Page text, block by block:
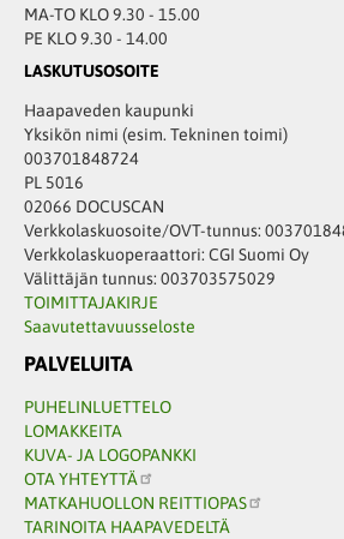
MA-TO KLO 9.30 - 15.00
PE KLO 9.30 - 14.00
LASKUTUSOSOITE
Haapaveden kaupunki
Yksikön nimi (esim. Tekninen toimi)
003701848724
PL 5016
02066 DOCUSCAN
Verkkolaskuosoite/OVT-tunnus:
Verkkolaskuoperaattori: CGI Suomi Oy
Välittäjän tunnus: 003703575029
TOIMITTAJAKIRJE
Saavutettavuusseloste
PALVELUITA
PUHELINLUETTELO
LOMAKKEITA
KUVA- JA LOGOPANKKI
OTA YHTEYTTÄ
MATKAHUOLLON REITTIOPAS
TARINOITA HAAPAVEDELTÄ